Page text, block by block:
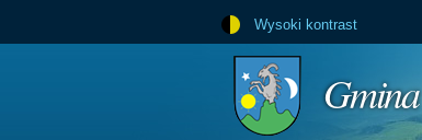
Wysoki kontrast